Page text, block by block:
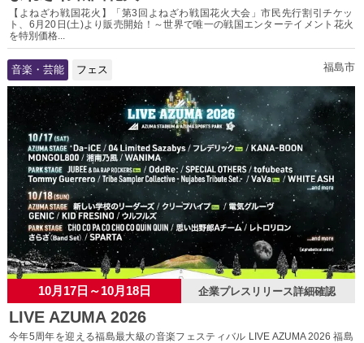
【よねざわ戦国花火】「第3回よねざわ戦国花火大会」市民先行割引チケッ
ト、6月20日(土)より販売開始！～世界で唯一の戦国エンターテイメント花火
を特別価格...
音楽・芸能 フェス 福島市
10月17日～10月18日 企業プレスリリース詳細確認
LIVE AZUMA 2026
今年5周年を迎える福島最大級の音楽フェスティバル LIVE AZUMA 2026 福島